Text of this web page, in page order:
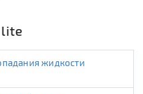
lite
жидкости